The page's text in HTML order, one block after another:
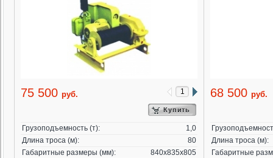
75 500 руб.
Купить
Грузоподъемность (т):
1,0
Длина троса (м):
80
Габаритные размеры (мм):
840х835х805
68 500 руб.
Длина троса (м):
Габаритные